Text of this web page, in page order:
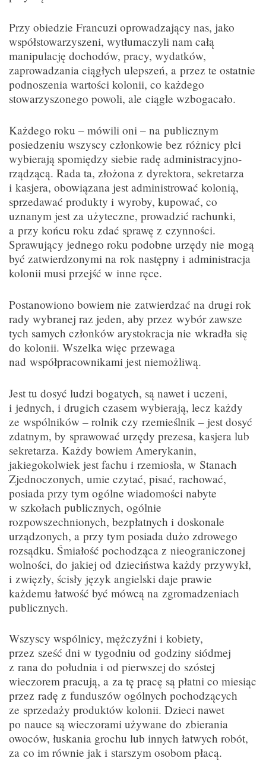
Przy obiedzie Francuzi oprowadzający nas, jako
współstowarzyszeni, wytłumaczyli nam całą
manipulację dochodów, pracy, wydatków,
zaprowadzania ciągłych ulepszeń, a przez te ostatnie
podnoszenia wartości kolonii, co każdego
stowarzyszonego powoli, ale ciągle wzbogacało.
Każdego roku – mówili oni – na publicznym
posiedzeniu wszyscy członkowie bez różnicy płci
wybierają spomiędzy siebie radę administracyjno-
rządzącą. Rada ta, złożona z dyrektora, sekretarza
i kasjera, obowiązana jest administrować kolonią,
sprzedawać produkty i wyroby, kupować, co
uznanym jest za użyteczne, prowadzić rachunki,
a przy końcu roku zdać sprawę z czynności.
Sprawujący jednego roku podobne urzędy nie mogą
być zatwierdzonymi na rok następny i administracja
kolonii musi przejść w inne ręce.
Postanowiono bowiem nie zatwierdzać na drugi rok
rady wybranej raz jeden, aby przez wybór zawsze
tych samych członków arystokracja nie wkradła się
do kolonii. Wszelka więc przewaga
nad współpracownikami jest niemożliwą.
Jest tu dosyć ludzi bogatych, są nawet i uczeni,
i jednych, i drugich czasem wybierają, lecz każdy
ze wspólników – rolnik czy rzemieślnik – jest dosyć
zdatnym, by sprawować urzędy prezesa, kasjera lub
sekretarza. Każdy bowiem Amerykanin,
jakiegokolwiek jest fachu i rzemiosła, w Stanach
Zjednoczonych, umie czytać, pisać, rachować,
posiada przy tym ogólne wiadomości nabyte
w szkołach publicznych, ogólnie
rozpowszechnionych, bezpłatnych i doskonale
urządzonych, a przy tym posiada dużo zdrowego
rozsądku. Śmiałość pochodząca z nieograniczonej
wolności, do jakiej od dzieciństwa każdy przywykł,
i zwięzły, ścisły język angielski daje prawie
każdemu łatwość być mówcą na zgromadzeniach
publicznych.
Wszyscy wspólnicy, mężczyźni i kobiety,
przez sześć dni w tygodniu od godziny siódmej
z rana do południa i od pierwszej do szóstej
wieczorem pracują, a za tę pracę są płatni co miesiąc
przez radę z funduszów ogólnych pochodzących
ze sprzedaży produktów kolonii. Dzieci nawet
po nauce są wieczorami używane do zbierania
owoców, łuskania grochu lub innych łatwych robót,
za co im równie jak i starszym osobom płacą.